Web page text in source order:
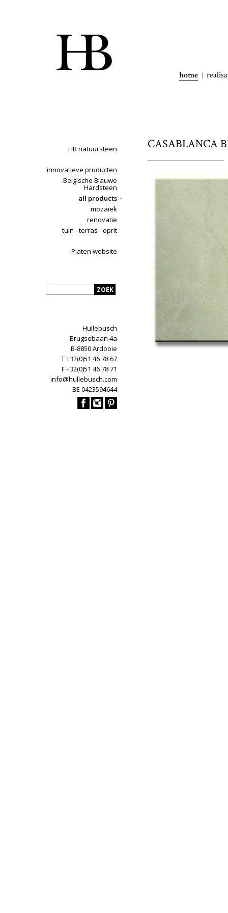
home
HB natuursteen
innovatieve producten
Belgische Blauwe
Hardsteen
all products
mozaïek
renovatie
tuin - terras - oprit
Platen website
Hullebusch
Brugsebaan 4a
B-8850 Ardooie
T +32(0)51 46 78 67
F +32(0)51 46 78 71
info@hullebusch.com
BE 0423594644
CASABLANCA